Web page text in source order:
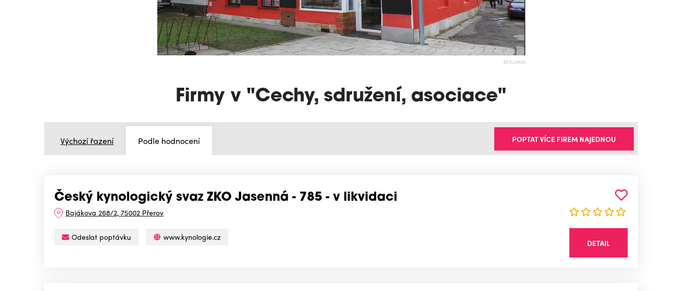
REKLAMA
Firmy v "Cechy, sdružení, asociace"
Výchozí řazení Podle hodnocení POPTAT VÍCE FIREM NAJEDNOU
Český kynologický svaz ZKO Jasenná - 785 - v likvidaci
Bajákova 268/2, 75002 Přerov
Odeslat poptávku www.kynologie.cz
DETAIL